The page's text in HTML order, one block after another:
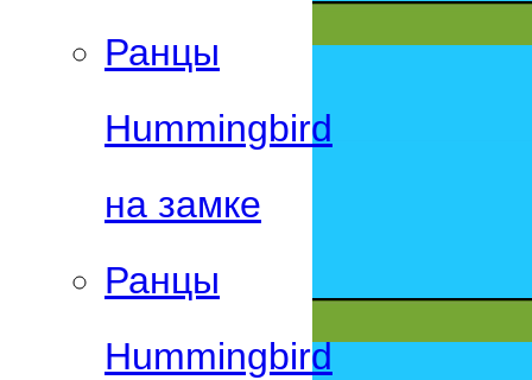
Ранцы
Hummingbird
на замке
Ранцы
Hummingbird